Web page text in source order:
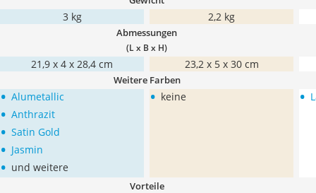
3 kg 2,2 kg
Abmessungen
(L x B x H)
‎21,9 x 4 x 28,4 cm ‎23,2 x 5 x 30 cm
Weitere Farben
• Alumetallic
• Anthrazit
• Satin Gold
• Jasmin
• und weitere
• keine •
Vorteile